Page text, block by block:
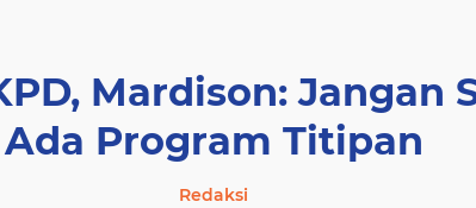
Mardison: Jangan
Ada Program Titipan
Redaksi